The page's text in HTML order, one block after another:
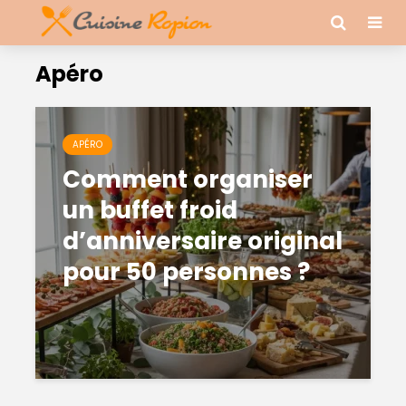
Apéro
APÉRO
Comment organiser
un buffet froid
d’anniversaire original
pour 50 personnes ?